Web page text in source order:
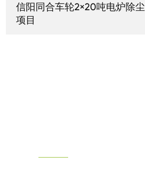
信阳同合车轮2×20吨电炉除尘
项目